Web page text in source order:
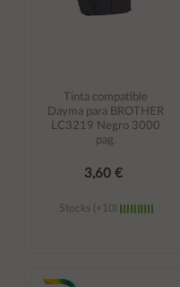
Tinta compatible
Dayma para BROTHER
LC3219 Negro 3000
pag.
3,60 €
Stocks (+10)